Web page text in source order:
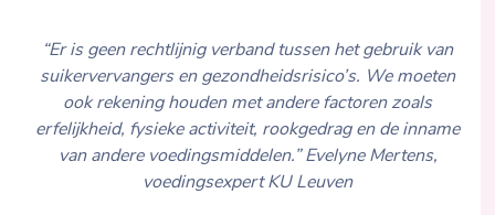
“Er is geen rechtlijnig verband tussen het gebruik van
suikervervangers en gezondheidsrisico’s. We moeten
ook rekening houden met andere factoren zoals
erfelijkheid, fysieke activiteit, rookgedrag en de inname
van andere voedingsmiddelen.”Evelyne Mertens,
voedingsexpert KU Leuven